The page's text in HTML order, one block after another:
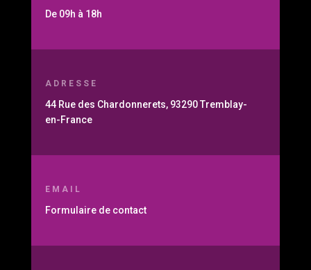
De 09h à 18h
ADRESSE
44 Rue des Chardonnerets, 93290 Tremblay-
en-France
EMAIL
Formulaire de contact